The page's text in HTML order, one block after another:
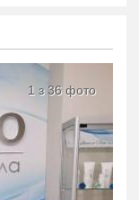
1 з 36 фото